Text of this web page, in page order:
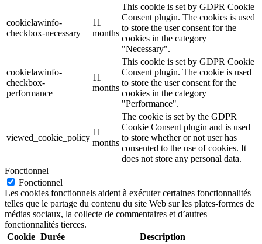
cookielawinfo-
checkbox-necessary
11
months
This cookie is set by GDPR Cookie
Consent plugin. The cookies is used
to store the user consent for the
cookies in the category
"Necessary".
cookielawinfo-
checkbox-
performance
11
months
This cookie is set by GDPR Cookie
Consent plugin. The cookie is used
to store the user consent for the
cookies in the category
"Performance".
viewed_cookie_policy
11
months
The cookie is set by the GDPR
Cookie Consent plugin and is used
to store whether or not user has
consented to the use of cookies. It
does not store any personal data.
Fonctionnel
Fonctionnel
Les cookies fonctionnels aident à exécuter certaines fonctionnalités
telles que le partage du contenu du site Web sur les plates-formes de
médias sociaux, la collecte de commentaires et d’autres
fonctionnalités tierces.
Cookie Durée Description